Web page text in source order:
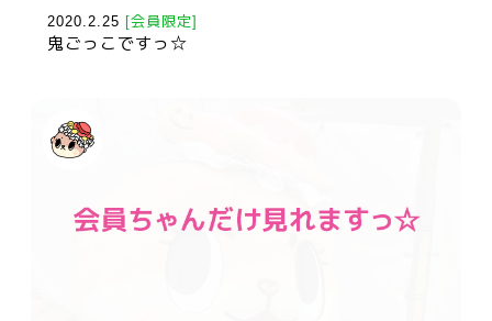
2020.2.25 [会員限定]
鬼ごっこですっ☆